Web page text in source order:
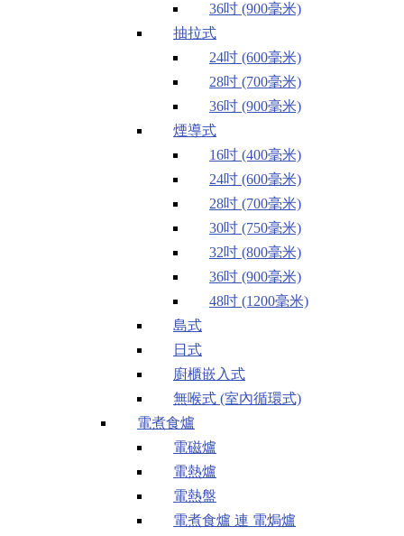
36吋 (900毫米)
抽拉式
24吋 (600毫米)
28吋 (700毫米)
36吋 (900毫米)
煙導式
16吋 (400毫米)
24吋 (600毫米)
28吋 (700毫米)
30吋 (750毫米)
32吋 (800毫米)
36吋 (900毫米)
48吋 (1200毫米)
島式
日式
廚櫃嵌入式
無喉式 (室內循環式)
電煮食爐
電磁爐
電熱爐
電熱盤
電煮食爐 連 電焗爐